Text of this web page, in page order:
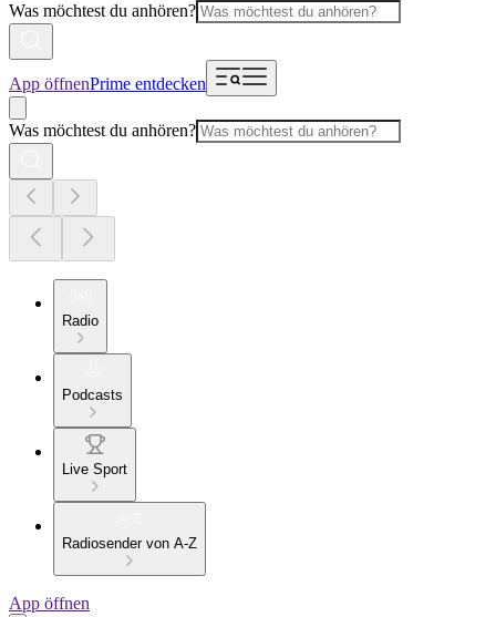
Was möchtest du anhören?
App öffnenPrime entdecken
Was möchtest du anhören?
Radio
Podcasts
Live Sport
Radiosender von A-Z
App öffnen